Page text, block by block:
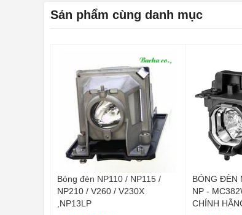
Sản phẩm cùng danh mục
Bóng đèn NP110 / NP115 /
NP210 / V260 / V230X
,NP13LP
BÓNG ĐÈN
NP -
CHÍNH